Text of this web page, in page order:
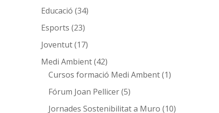
Educació (34)
Esports (23)
Joventut(17)
Medi Ambient(42)
Cursos formació Medi Ambent(1)
Fórum Joan Pellicer(5)
Jornades Sostenibilitat a Muro (10)